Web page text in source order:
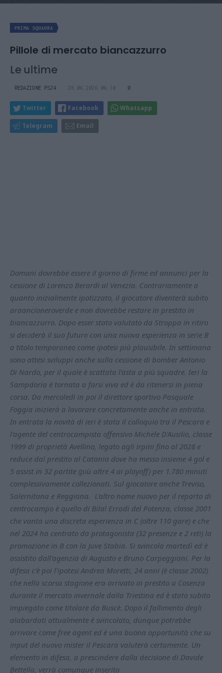
PRIMA SQUADRA
Pillole di mercato biancazzurro
Le ultime
REDAZIONE PS24 28.06.2026 06:10 0
Twitter Facebook Whatsapp
Telegram Email
Domani dovrebbe essere il giorno di firme ed annunci per la
cessione di Lorenzo Berardi al Venezia. Contrariamente a
quanto inizialmente ipotizzato, il giocatore diventerà subito
araancioneroverde e non dovrebbe restare in prestito in
biancazzurro. Dopo esser stato valutato da Stroppa in ritiro
si deciderà il suo futuro con una nuova esperienza in serie B
a titolo temporaneo come ipotesi più plausibile. In settimana
sono attesi sviluppi anche sulla cessione di bomber Antonio
Di Nardo, per il quale è scattata l'asta a più squadre. Ieri la
Sampdoria è tornata a farsi viva ed è da ritenersi in piena
corsa. Da mercoledì in poi il direttore sportivo Pasquale
Foggia inizierà a lavorare concretamente anche in entrata.
In entrata la novità di ieri è stata il colloquio tra il Pescara e
l'agente del centrocampista offensivo Michele D'Ausilio, classe
1999 di proprietà Avellino, legato agli irpini fino al 2028 e
reduce dal prestito al Catania dove ha messo insieme 4 gol e
5 assist in 32 partite (più altre 4 ai playoff) per 1.780 minuti
complessivamente collezionati. Sul giocatore anche Treviso,
Salernitana e Reggiana. L'altro nome nuovo per il reparto di
centrocampo è quello di Bilal Erradi del Potenza, classe 2001
che vanta una discreta esperienza in C (oltre 110 gare) e che
nel 2024 ha centrato da protagonista (32 presenze e 2 reti) la
promozione in B con la Juve Stabia. Si svincola martedì ed è
assistito dall'agenzia di Augusto e Bruno Carpeggiani. Per la
difesa c'è poi l'ipotesi Andrea Moretti, 24 anni (è classe 2002)
che nella scorsa stagione era arrivato in prestito a Cosenza
durante il mercato invernale dalla Triestina ed è stato subito
impiegato come titolare da Buscè. Dopo il fallimento degli
alabardati attualmente è svincolato, dunque potrebbe
arrivare come free agent ed è una buona opportunità che su
input del nuovo mister il Pescara valuterà certamente. Un
elemento in difesa, a prescindere dalla decisione di Davide
Bettella, verrà comunque inserito